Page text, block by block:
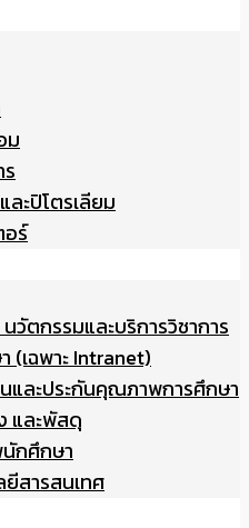
ม
ละปิโตรเลียม
ร์
วัตกรรมและบริการวิชาการ
(เฉพาะ Intranet)
และประกันคุณภาพการศึกษา
และพัสดุ
กศึกษา
สารสนเทศ